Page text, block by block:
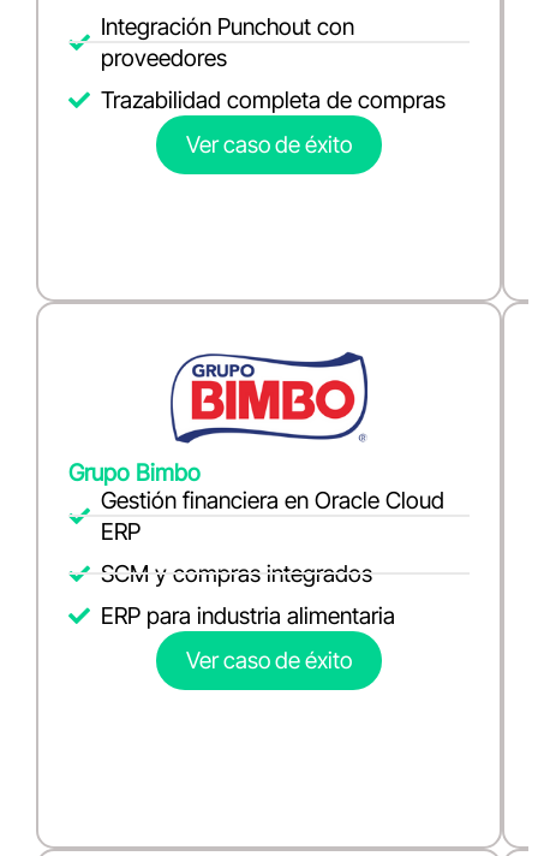
Integración Punchout con
proveedores
Trazabilidad completa de compras
Ver caso de éxito
Grupo Bimbo
Gestión financiera en Oracle Cloud
ERP
SCM y compras integrados
ERP para industria alimentaria
Ver caso de éxito